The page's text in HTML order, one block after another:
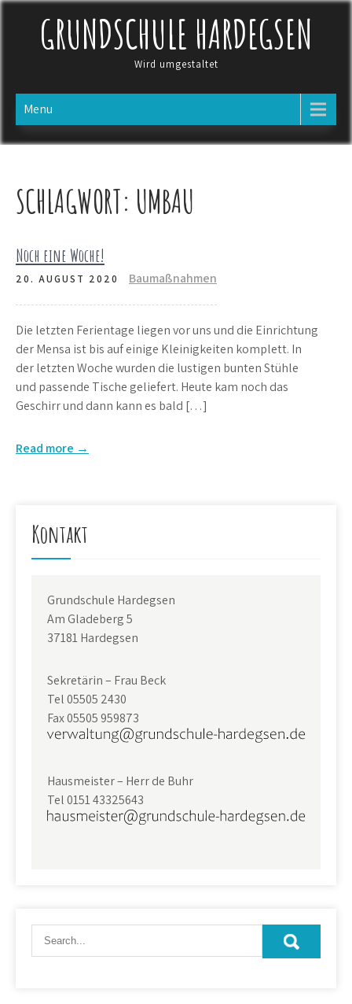
Skip
GRUNDSCHULE HARDEGSEN
Wird umgestaltet
Menu
SCHLAGWORT: UMBAU
Noch eine Woche!
20. AUGUST 2020 Baumaßnahmen
Die letzten Ferientage liegen vor uns und die Einrichtung
der Mensa ist bis auf einige Kleinigkeiten komplett. In
der letzten Woche wurden die lustigen bunten Stühle
und passende Tische geliefert. Heute kam noch das
Geschirr und dann kann es bald […]
Read more →
Kontakt
Grundschule Hardegsen
Am Gladeberg 5
37181 Hardegsen
Sekretärin – Frau Beck
Tel 05505 2430
Fax 05505 959873
Hausmeister – Herr de Buhr
Tel 0151 43325643